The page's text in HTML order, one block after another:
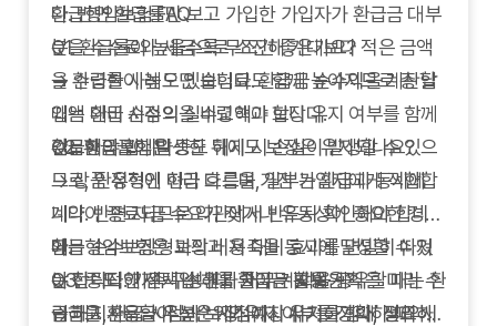
다. 반면 환급률만 보고 가입한 가입자가 환급금 대부
분을 수수료와 세금으로 소진해 기대보다 적은 금액
을 수령한 사례도 있습니다. 환급금 순수익을 계산할
때는 환급 시점의 실수령액과 보장 유지 여부를 함께
검토해야 합니다.
환급형암보험 FAQ
Q1.환급률이 높을수록 무조건 좋은가요?
→ 환급률이 높으면 보험료도 함께 높아지므로 총 납
입액 대비 순수익을 비교해야 합니다.
Q2.환급금이 발생한 뒤에도 보장은 유지되나요?
→ 상품 유형에 따라 다르며, 일부는 환급과 동시에
계약이 종료되므로 약관에서 반드시 확인해야 합니
다.
Q3.중도 해지 시 손해를 줄이는 방법은?
→ 해지환급금이 높은 시점까지 유지하거나, 필요 시
환급형암보험은 중도 해지 시 손실이 발생할 수 있으
므로, 안정적인 현금 흐름을 가진 가입자에게 적합합
니다. 반면 자금 수요가 잦거나 유동성이 중요한 경우
에는 순수보장형과의 비용 대비 효과를 면밀히 따져
야 합니다. 가족 구성원과 재무 계획을 공유할 때는 환
급금을 사용할 우선순위와 예상 시기를 함께 정리하
환급형암보험은 보장과 저축을 동시에 달성할 수 있
는 전략적인 선택입니다. 환급금 활용 계획을 미리 수
립하고, 환급 시점과 보장 유지 여부를 정확히 파악한